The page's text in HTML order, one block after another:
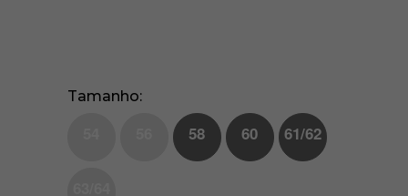
Tamanho
58 60 61/62